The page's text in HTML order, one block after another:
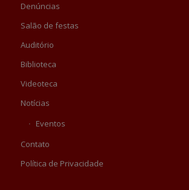
Denúncias
Salão de festas
Auditório
Biblioteca
Videoteca
Notícias
Eventos
Contato
Política de Privacidade